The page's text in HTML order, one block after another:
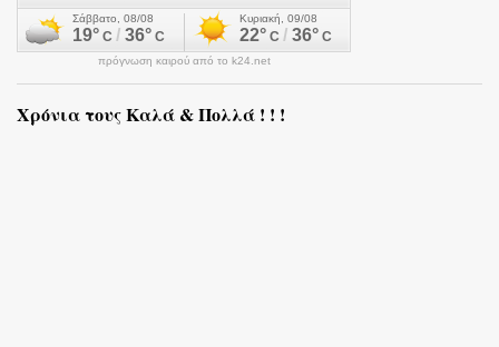
πρόγνωση καιρού από το k24.net
Χρόνια τους Καλά & Πολλά ! ! !